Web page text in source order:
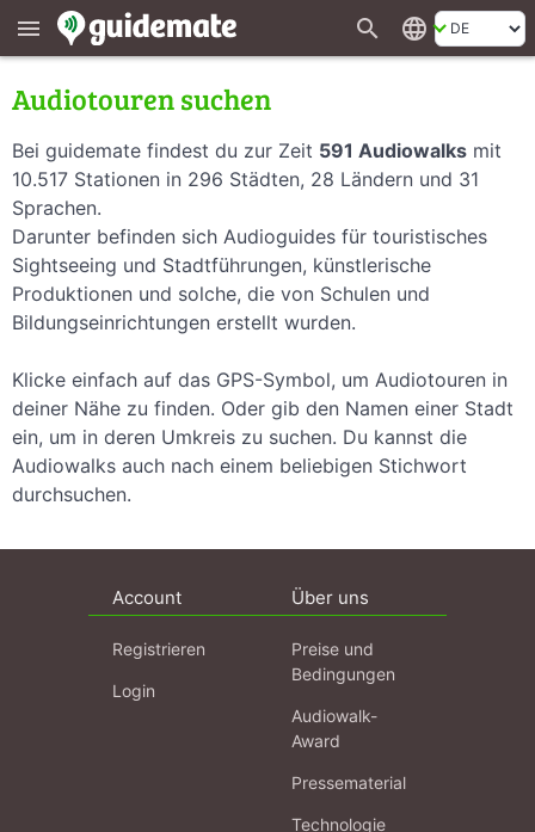
menu search language
Audiotouren suchen
Bei guidemate findest du zur Zeit 591 Audiowalks mit
10.517 Stationen in 296 Städten, 28 Ländern und 31
Sprachen.
Darunter befinden sich Audioguides für touristisches
Sightseeing und Stadtführungen, künstlerische
Produktionen und solche, die von Schulen und
Bildungseinrichtungen erstellt wurden.
Klicke einfach auf das GPS-Symbol, um Audiotouren in
deiner Nähe zu finden. Oder gib den Namen einer Stadt
ein, um in deren Umkreis zu suchen. Du kannst die
Audiowalks auch nach einem beliebigen Stichwort
durchsuchen.
Account
Registrieren
Login
Über uns
Preise und
Bedingungen
Audiowalk-
Award
Pressematerial
Technologie